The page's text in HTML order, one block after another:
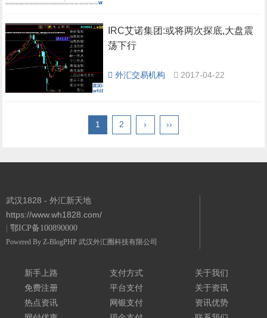
IRC艾诺集团:或将两次探底,大盘震
荡下行
外汇交易机构 2017-04-22
1 2 › ››
武汉1828 - 外汇新天地
https://www.wh1828.com/
鄂ICP备100890000
Powered By Z-BlogPHP 武汉外汇圈科技有限公司
新手上路
免费注册
热点资讯
支付方式
平台支付
网银支付
关于我们
关于资讯
资讯优势